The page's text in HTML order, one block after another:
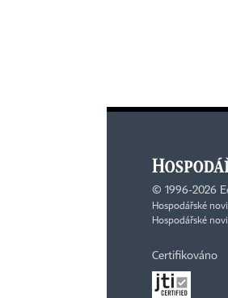
© 1996-2026
Hospodářské
Hospodářské
Certifikováno